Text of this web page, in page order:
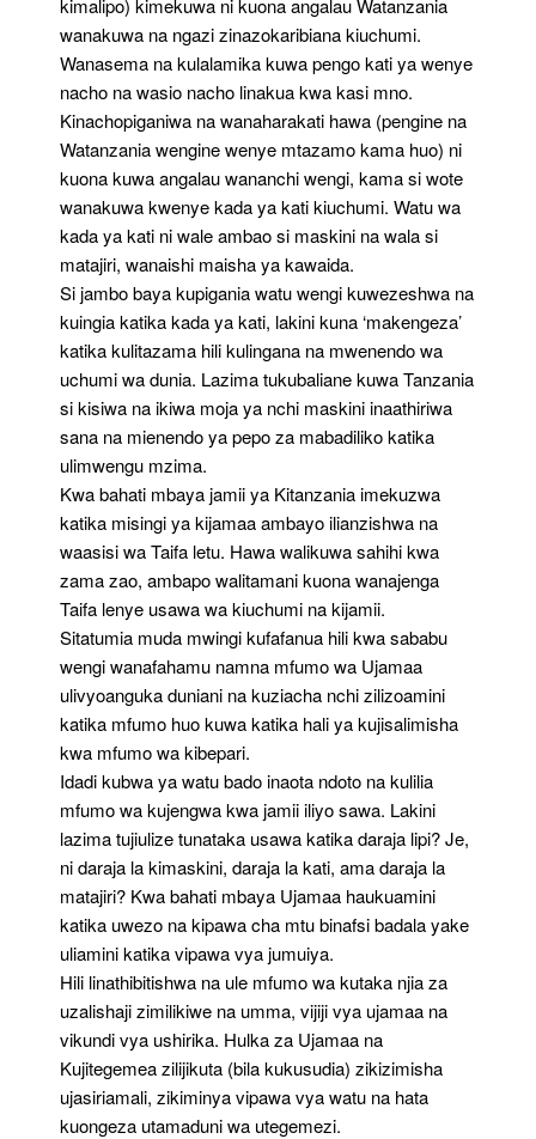
kimalipo) kimekuwa ni kuona angalau Watanzania
wanakuwa na ngazi zinazokaribiana kiuchumi.
Wanasema na kulalamika kuwa pengo kati ya wenye
nacho na wasio nacho linakua kwa kasi mno.
Kinachopiganiwa na wanaharakati hawa (pengine na
Watanzania wengine wenye mtazamo kama huo) ni
kuona kuwa angalau wananchi wengi, kama si wote
wanakuwa kwenye kada ya kati kiuchumi. Watu wa
kada ya kati ni wale ambao si maskini na wala si
matajiri, wanaishi maisha ya kawaida.
Si jambo baya kupigania watu wengi kuwezeshwa na
kuingia katika kada ya kati, lakini kuna ‘makengeza’
katika kulitazama hili kulingana na mwenendo wa
uchumi wa dunia. Lazima tukubaliane kuwa Tanzania
si kisiwa na ikiwa moja ya nchi maskini inaathiriwa
sana na mienendo ya pepo za mabadiliko katika
ulimwengu mzima.
Kwa bahati mbaya jamii ya Kitanzania imekuzwa
katika misingi ya kijamaa ambayo ilianzishwa na
waasisi wa Taifa letu. Hawa walikuwa sahihi kwa
zama zao, ambapo walitamani kuona wanajenga
Taifa lenye usawa wa kiuchumi na kijamii.
Sitatumia muda mwingi kufafanua hili kwa sababu
wengi wanafahamu namna mfumo wa Ujamaa
ulivyoanguka duniani na kuziacha nchi zilizoamini
katika mfumo huo kuwa katika hali ya kujisalimisha
kwa mfumo wa kibepari.
Idadi kubwa ya watu bado inaota ndoto na kulilia
mfumo wa kujengwa kwa jamii iliyo sawa. Lakini
lazima tujiulize tunataka usawa katika daraja lipi? Je,
ni daraja la kimaskini, daraja la kati, ama daraja la
matajiri? Kwa bahati mbaya Ujamaa haukuamini
katika uwezo na kipawa cha mtu binafsi badala yake
uliamini katika vipawa vya jumuiya.
Hili linathibitishwa na ule mfumo wa kutaka njia za
uzalishaji zimilikiwe na umma, vijiji vya ujamaa na
vikundi vya ushirika. Hulka za Ujamaa na
Kujitegemea zilijikuta (bila kukusudia) zikizimisha
ujasiriamali, zikiminya vipawa vya watu na hata
kuongeza utamaduni wa utegemezi.